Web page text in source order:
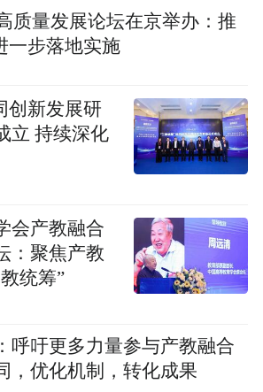
论坛”，共商构建产教融合共同体，推动
之策。
质量发展论坛在京举办：推
一步落地实施
创新发展研
立 持续深化
会产教融合
：聚焦产教
统筹”
呼吁更多力量参与产教融合
，优化机制，转化成果